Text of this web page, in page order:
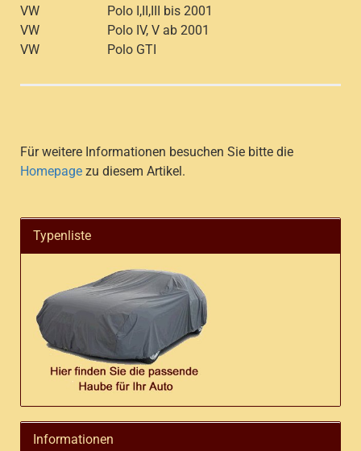
VW
Polo I,II,III bis 2001
VW
Polo IV, V ab 2001
VW
Polo GTI
Für weitere Informationen besuchen Sie bitte die
Homepage zu diesem Artikel.
Typenliste
Informationen